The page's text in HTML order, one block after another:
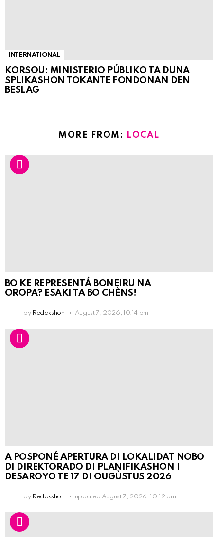
INTERNATIONAL
KORSOU: MINISTERIO PÚBLIKO TA DUNA
SPLIKASHON TOKANTE FONDONAN DEN
BESLAG
MORE FROM: LOCAL
BO KE REPRESENTÁ BONEIRU NA
OROPA? ESAKI TA BO CHÈNS!
by Redakshon August 7, 2026, 10:14 pm
A POSPONÉ APERTURA DI LOKALIDAT NOBO
DI DIREKTORADO DI PLANIFIKASHON I
DESAROYO TE 17 DI OUGÙSTUS 2026
by Redakshon updated August 7, 2026, 10:12 pm